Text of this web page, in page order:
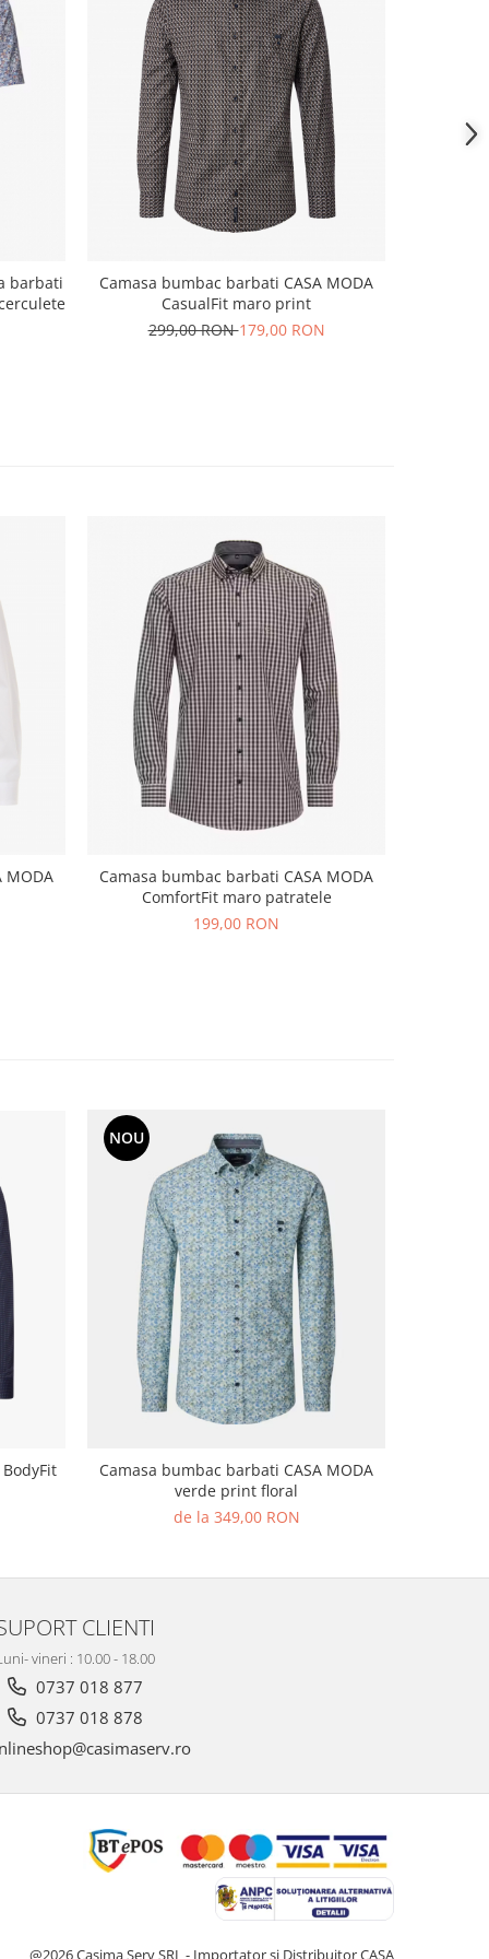
barbati
Camasa bumbac barbati CASA MODA
CasualFit maro print
299,00 RON179,00 RON
MODA
Camasa bumbac barbati CASA MODA
ComfortFit maro patratele
199,00 RON
NOU
Camasa bumbac barbati CASA MODA
verde print floral
de la 349,00 RON
CLIENTI
vineri : 10.00 - 18.00
0737 018 877
0737 018 878